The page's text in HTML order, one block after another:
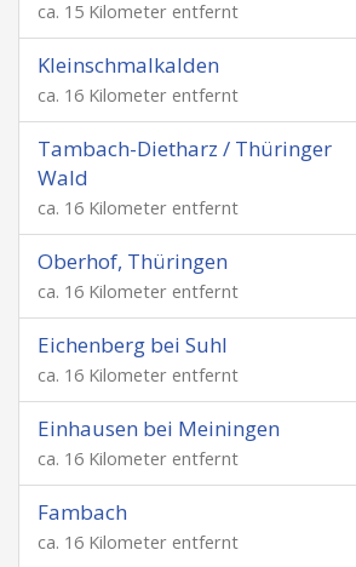
ca. 15 Kilometer entfernt
Kleinschmalkalden
ca. 16 Kilometer entfernt
Tambach-Dietharz / Thüringer
Wald
ca. 16 Kilometer entfernt
Oberhof, Thüringen
ca. 16 Kilometer entfernt
Eichenberg bei Suhl
ca. 16 Kilometer entfernt
Einhausen bei Meiningen
ca. 16 Kilometer entfernt
Fambach
ca. 16 Kilometer entfernt